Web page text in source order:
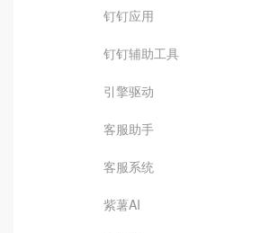
钉钉应用
钉钉辅助工具
引擎驱动
客服助手
客服系统
紫薯AI